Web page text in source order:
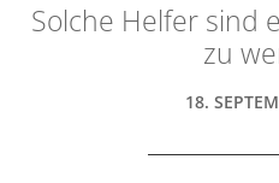
Solche Helfer sind
zu
18.